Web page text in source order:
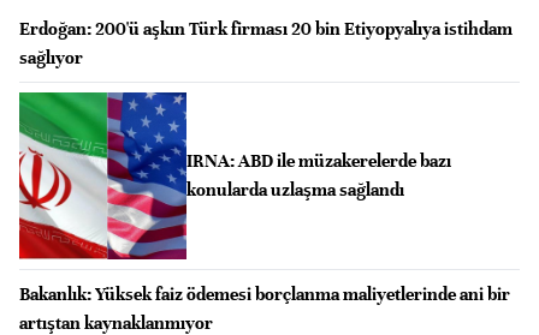
Erdoğan: 200'ü aşkın Türk firması 20 bin Etiyopyalıya istihdam
sağlıyor
IRNA: ABD ile müzakerelerde bazı
konularda uzlaşma sağlandı
Bakanlık: Yüksek faiz ödemesi borçlanma maliyetlerinde ani bir
artıştan kaynaklanmıyor